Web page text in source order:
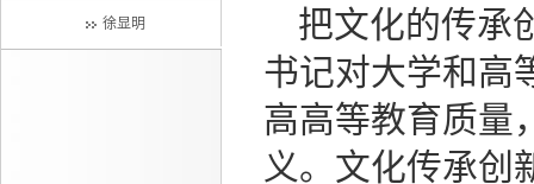
徐显明
把文化的传承
书记对大学和高
高高等教育质量
义。文化传承创